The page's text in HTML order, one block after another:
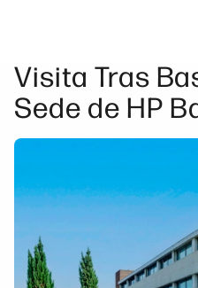
Visita Tras
Sede de HP